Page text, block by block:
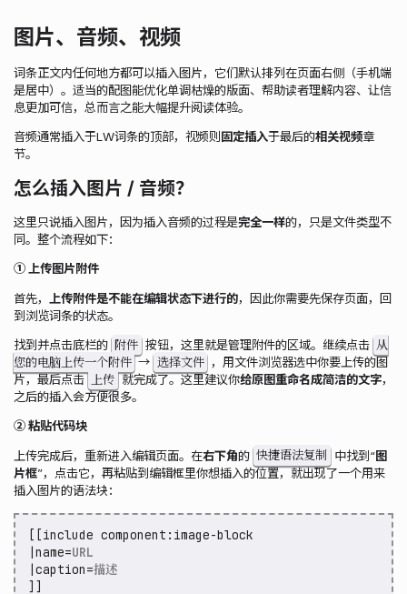
图片、音频、视频
词条正文内任何地方都可以插入图片，它们默认排列在页面右侧（手机端
是居中）。适当的配图能优化单调枯燥的版面、帮助读者理解内容、让信
息更加可信，总而言之能大幅提升阅读体验。
音频通常插入于LW词条的顶部，视频则 固定插入于最后的相关视频章
节。
怎么插入图片 / 音频？
这里只说插入图片，因为插入音频的过程是完全一样的，只是文件类型不
同。整个流程如下：
① 上传图片附件
首先， 上传附件是不能在编辑状态下进行的，因此你需要先保存页面，回
到浏览词条的状态。
找到并点击底栏的 附件 按钮，这里就是管理附件的区域。继续点击 从
您的电脑上传一个附件 → 选择文件 ，用文件浏览器选中你要上传的图
片，最后点击 上传 就完成了。这里建议你给原图重命名成简洁的文字，
之后的插入会方便很多。
② 粘贴代码块
上传完成后，重新进入编辑页面。在右下角的 快捷语法复制 中找到“图
片框”，点击它，再粘贴到编辑框里你想插入的位置，就出现了一个用来
插入图片的语法块：
[[include component:image-block
|name=URL
|caption=描述
]]